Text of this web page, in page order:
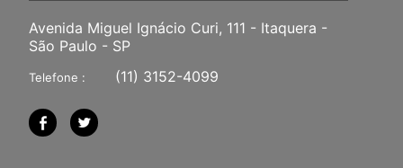
Avenida Miguel Ignácio Curi, 111 - Itaquera -
São Paulo - SP
Telefone : (11) 3152-4099